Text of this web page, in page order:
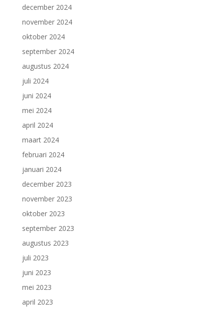
december 2024
november 2024
oktober 2024
september 2024
augustus 2024
juli 2024
juni 2024
mei 2024
april 2024
maart 2024
februari 2024
januari 2024
december 2023
november 2023
oktober 2023
september 2023
augustus 2023
juli 2023
juni 2023
mei 2023
april 2023